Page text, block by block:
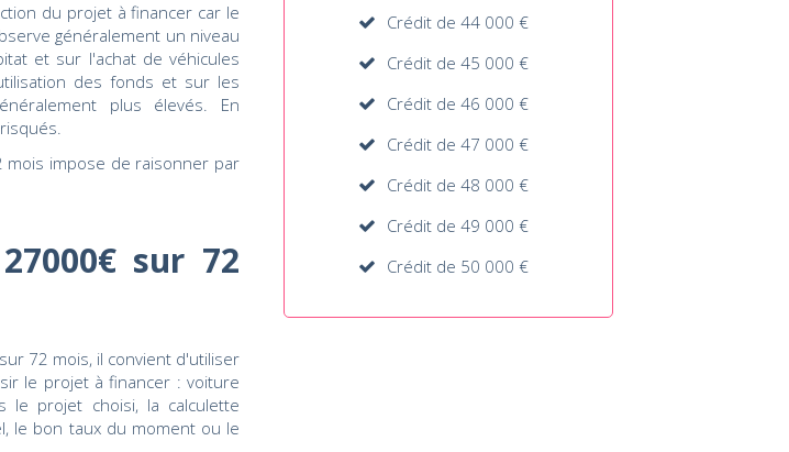
du projet à financer car le
généralement un niveau
et sur l'achat de véhicules
des fonds et sur les
plus élevés. En
impose de raisonner par
sur 72
72 mois, il convient d'utiliser
le projet à financer : voiture
le projet choisi, la calculette
le bon taux du moment ou le
Crédit de 44 000 €
Crédit de 45 000 €
Crédit de 46 000 €
Crédit de 47 000 €
Crédit de 48 000 €
Crédit de 49 000 €
Crédit de 50 000 €